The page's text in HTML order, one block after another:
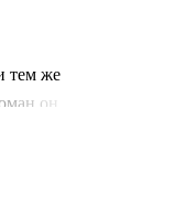
тем же
он